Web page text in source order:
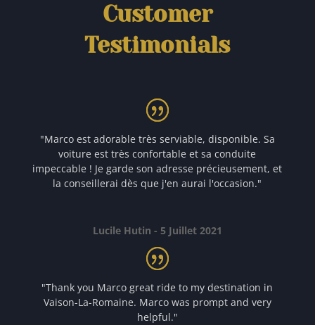
Customer
Testimonials
"Marco est adorable très serviable, disponible. Sa
voiture est très confortable et sa conduite
impeccable ! Je garde son adresse précieusement, et
la conseillerai dès que j'en aurai l'occasion."
Lucile Hutin - 5 Juillet 2021
"Thank you Marco great ride to my destination in
Vaison-La-Romaine. Marco was prompt and very
helpful."